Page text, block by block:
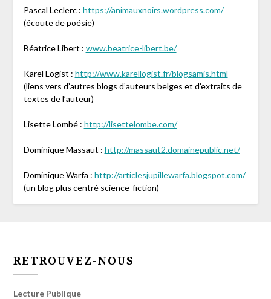
Pascal Leclerc : https://animauxnoirs.wordpress.com/
(écoute de poésie)
Béatrice Libert : www.beatrice-libert.be/
Karel Logist : http://www.karellogist.fr/blogsamis.html
(liens vers d’autres blogs d’auteurs belges et d’extraits de
textes de l’auteur)
Lisette Lombé : http://lisettelombe.com/
Dominique Massaut : http://massaut2.domainepublic.net/
Dominique Warfa : http://articlesjupillewarfa.blogspot.com/
(un blog plus centré science-fiction)
RETROUVEZ-NOUS
Lecture Publique